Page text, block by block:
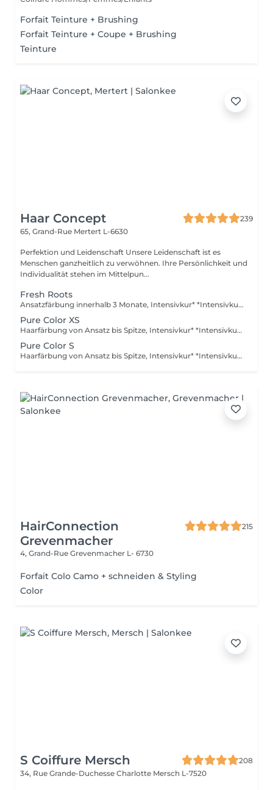
Forfait Teinture + Brushing
Forfait Teinture + Coupe + Brushing
Teinture
Haar Concept
239
65, Grand-Rue Mertert L-6630
Perfektion und Leidenschaft Unsere Leidenschaft ist es
Menschen ganzheitlich zu verwöhnen. Ihre Persönlichkeit und
Individualität stehen im Mittelpun...
Fresh Roots
Ansatzfärbung innerhalb 3 Monate, Intensivkur* *Intensivkur: Versorgt das Haar mit hochkonzentrierten Pflegewirkstoffen, die tief in die Haarstruktur eindringen und Schäden gezielt reparieren
Pure Color XS
Haarfärbung von Ansatz bis Spitze, Intensivkur* *Intensivkur: Versorgt das Haar mit hochkonzentrierten Pflegewirkstoffen, die tief in die Haarstruktur eindringen und Schäden gezielt reparieren
Pure Color S
Haarfärbung von Ansatz bis Spitze, Intensivkur* *Intensivkur: Versorgt das Haar mit hochkonzentrierten Pflegewirkstoffen, die tief in die Haarstruktur eindringen und Schäden gezielt reparieren
HairConnection
Grevenmacher
215
4, Grand-Rue Grevenmacher L- 6730
Forfait Colo Camo + schneiden & Styling
Color
S Coiffure Mersch
208
34, Rue Grande-Duchesse Charlotte Mersch L-7520